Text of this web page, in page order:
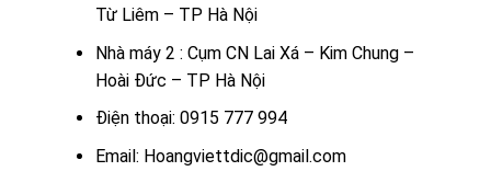
Từ Liêm – TP Hà Nội
Nhà máy 2 : Cụm CN Lai Xá – Kim Chung –
Hoài Đức – TP Hà Nội
Điện thoại: 0915 777 994
Email: Hoangviettdic@gmail.com